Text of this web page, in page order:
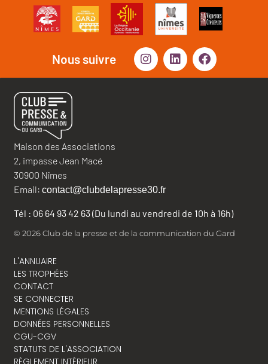
Nous suivre
Maison des Associations
2, impasse Jean Macé
30900 Nîmes
Email: contact@clubdelapresse30.fr
Tél : 06 64 93 42 63 (Du lundi au vendredi de 10h à 16h)
© 2026 Club de la presse et de la communication du Gard
L'ANNUAIRE
LES TROPHÉES
CONTACT
SE CONNECTER
MENTIONS LÉGALES
DONNÉES PERSONNELLES
CGU-CGV
STATUTS DE L'ASSOCIATION